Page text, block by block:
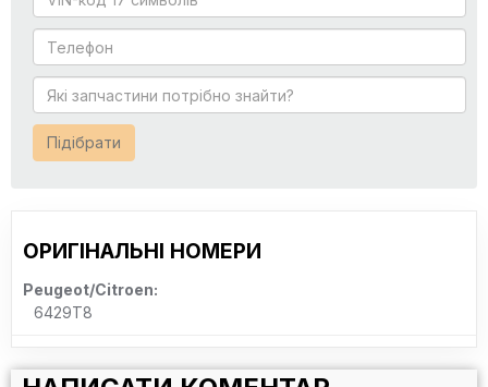
Підібрати
ОРИГІНАЛЬНІ НОМЕРИ
Peugeot/Citroen:
6429T8